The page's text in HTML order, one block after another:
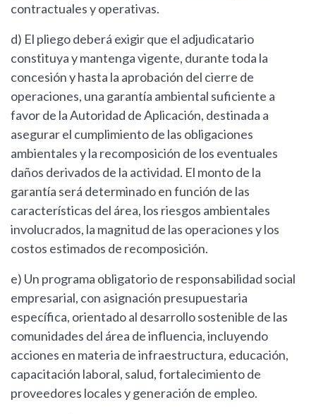
contractuales y operativas.
d) El pliego deberá exigir que el adjudicatario
constituya y mantenga vigente, durante toda la
concesión y hasta la aprobación del cierre de
operaciones, una garantía ambiental suficiente a
favor de la Autoridad de Aplicación, destinada a
asegurar el cumplimiento de las obligaciones
ambientales y la recomposición de los eventuales
daños derivados de la actividad. El monto de la
garantía será determinado en función de las
características del área, los riesgos ambientales
involucrados, la magnitud de las operaciones y los
costos estimados de recomposición.
e) Un programa obligatorio de responsabilidad social
empresarial, con asignación presupuestaria
específica, orientado al desarrollo sostenible de las
comunidades del área de influencia, incluyendo
acciones en materia de infraestructura, educación,
capacitación laboral, salud, fortalecimiento de
proveedores locales y generación de empleo.